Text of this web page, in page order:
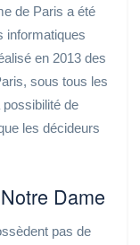
de Paris a été
informatiques
en 2013 des
sous tous les
possibilité de
les décideurs
Dame
pas de